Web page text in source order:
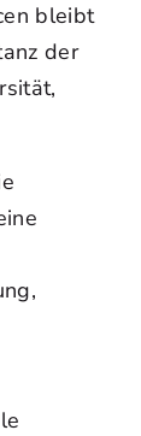
bleibt
der